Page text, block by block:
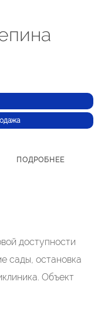
ПОДРОБНЕЕ
доступности
сады, остановка
Объект